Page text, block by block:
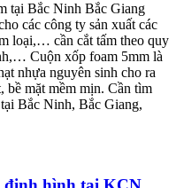
tại Bắc Ninh Bắc Giang
các công ty sản xuất các
loại,… cần cắt tấm theo quy
Cuộn xốp foam 5mm là
nhựa nguyên sinh cho ra
bề mặt mềm mịn. Cần tìm
Bắc Ninh, Bắc Giang,